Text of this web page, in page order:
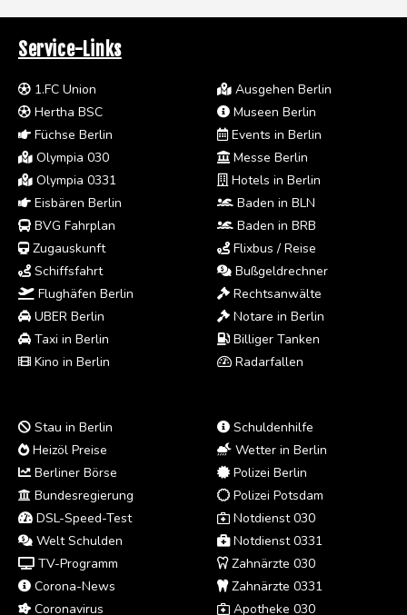
Service-Links
1.FC Union
Hertha BSC
Füchse Berlin
Olympia 030
Olympia 0331
Eisbären Berlin
BVG Fahrplan
Zugauskunft
Schiffsfahrt
Flughäfen Berlin
UBER Berlin
Taxi in Berlin
Kino in Berlin
Ausgehen Berlin
Museen Berlin
Events in Berlin
Messe Berlin
Hotels in Berlin
Baden in BLN
Baden in BRB
Flixbus / Reise
Bußgeldrechner
Rechtsanwälte
Notare in Berlin
Billiger Tanken
Radarfallen
Stau in Berlin
Heizöl Preise
Berliner Börse
Bundesregierung
DSL-Speed-Test
Welt Schulden
TV-Programm
Corona-News
Coronavirus
Schuldenhilfe
Wetter in Berlin
Polizei Berlin
Polizei Potsdam
Notdienst 030
Notdienst 0331
Zahnärzte 030
Zahnärzte 0331
Apotheke 030